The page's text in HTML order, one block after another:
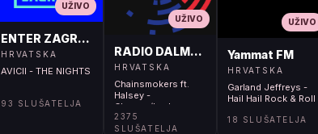
UŽIVO
ENTER ZAGREB LIVE
HRVATSKA
AVICII - THE NIGHTS
93 SLUŠATELJA
UŽIVO
RADIO DALMACIJA LIVE
HRVATSKA
Chainsmokers ft.
Halsey -
Closer</body>
</html>
2375
SLUŠATELJA
UŽIVO
Yammat FM
HRVATSKA
Garland Jeffreys -
Hail Hail Rock & Roll
18 SLUŠATELJA